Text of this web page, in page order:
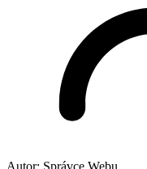
Autor: Správce Webu